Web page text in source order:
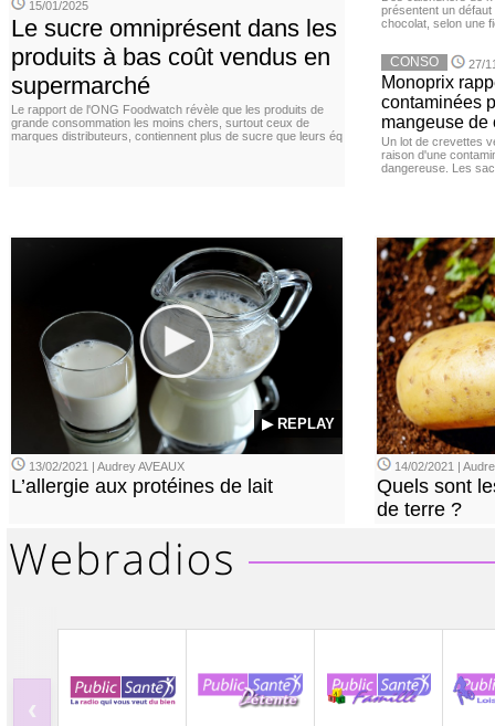
15/01/2025
Le sucre omniprésent dans les
produits à bas coût vendus en
supermarché
Le rapport de l'ONG Foodwatch révèle que les produits de
grande consommation les moins chers, surtout ceux de
marques distributeurs, contiennent plus de sucre que leurs éq
présentent un défaut
chocolat, selon une
CONSO 27/
Monoprix
contaminées
mangeuse de
Un lot de crevettes
raison d'une
dangereuse. Les
▶ REPLAY
13/02/2021 | Audrey AVEAUX
L’allergie aux protéines de lait
14/02/2021 |
Quels sont
de terre ?
‹